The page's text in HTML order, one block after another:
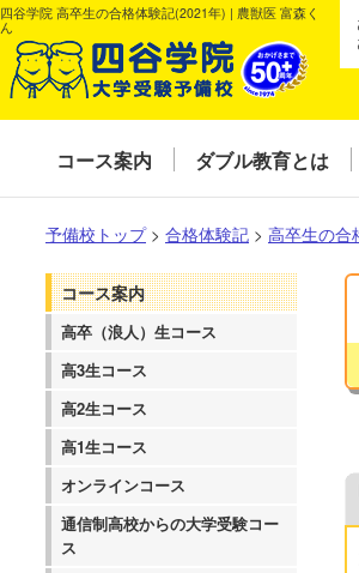
四谷学院 高卒生の合格体験記(2021年) | 農獣医 富森く
ん
コース案内 ダブル教育とは
予備校トップ > 合格体験記 > 高卒生の合
コース案内
高卒（浪人）生コース
高3生コース
高2生コース
高1生コース
オンラインコース
通信制高校からの大学受験コー
ス